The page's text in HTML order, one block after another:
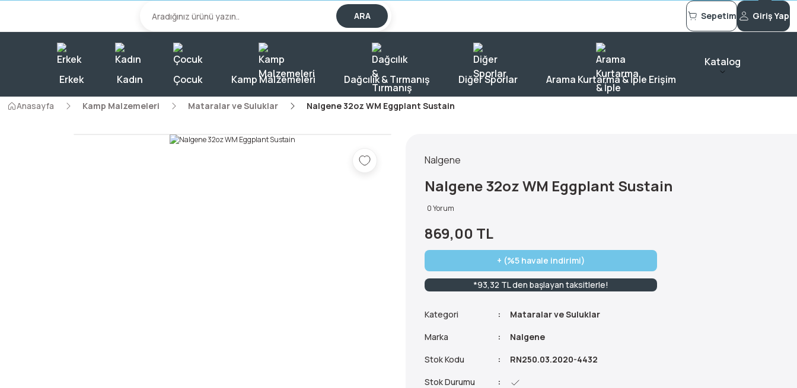
2000 TL Üzeri Alışverişlerde KARGO BEDAVA!
ARA Sepetim Giriş Yap
Erkek Kadın Çocuk Kamp Malzemeleri Dağcılık & Tırmanış Diğer Sporlar Arama Kurtarma & İple Erişim
Katalog
Anasayfa Kamp Malzemeleri Mataralar ve Suluklar Nalgene 32oz WM Eggplant Sustain
Nalgene
Nalgene 32oz WM Eggplant Sustain
0 Yorum
869,00 TL
+ (%5 havale indirimi)
*93,32 TL den başlayan taksitlerle!
Kategori
Mataralar ve Suluklar
Marka
Nalgene
Stok Kodu
RN250.03.2020-4432
Stok Durumu